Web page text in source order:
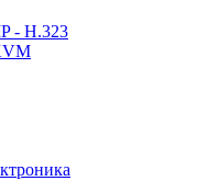
- H.323